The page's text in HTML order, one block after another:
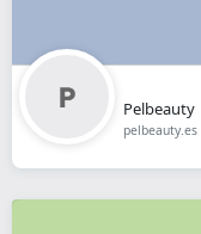
Pelbeauty
pelbeauty.es